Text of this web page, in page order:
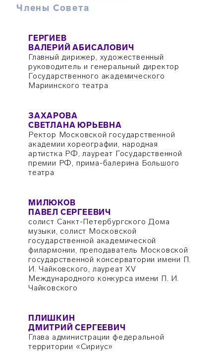
Члены Совета
Главный дирижер, художественный
руководитель и генеральный директор
Государственного академического
Мариинского театра
ГЕРГИЕВ
ВАЛЕРИЙ АБИСАЛОВИЧ
Ректор Московской государственной
академии хореографии, народная
артистка РФ, лауреат Государственной
премии РФ, прима-балерина Большого
театра
ЗАХАРОВА
СВЕТЛАНА ЮРЬЕВНА
солист Санкт-Петербургского Дома
музыки, солист Московской
государственной академической
филармонии, преподаватель Московской
государственной консерватории имени П.
И. Чайковского, лауреат XV
Международного конкурса имени П. И.
Чайковского
МИЛЮКОВ
ПАВЕЛ СЕРГЕЕВИЧ
Глава администрации федеральной
территории «Сириус»
ПЛИШКИН
ДМИТРИЙ СЕРГЕЕВИЧ